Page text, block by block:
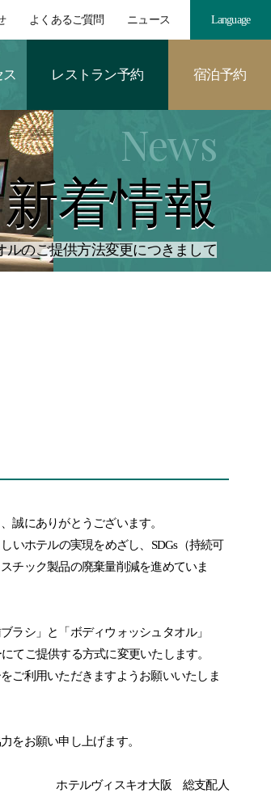
よくあるご質問 ニュース Language
ス レストラン予約 宿泊予約
News
新着情報
のご提供方法変更につきまして
誠にありがとうございます。
いホテルの実現をめざし、SDGs（持続可
チック製品の廃棄量削減を進めていま
ラシ」と「ボディウォッシュタオル」
てご提供する方式に変更いたします。
ご利用いただきますようお願いいたしま
をお願い申し上げます。
ホテルヴィスキオ大阪 総支配人